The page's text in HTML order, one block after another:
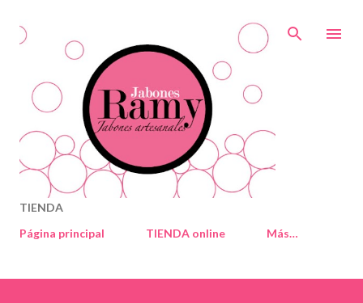
TIENDA
Página principal
TIENDA online Más…